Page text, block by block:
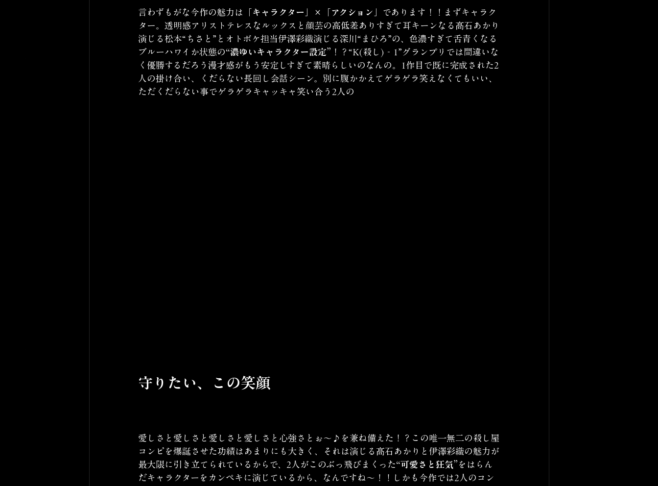
言わずもがな今作の魅力は 「キャラクター」×「アクション」
であります！！まずキャラク
ター。透明感アリストテレスなルックスと顔芸の高低差ありすぎて耳キーンなる髙石あかり
演じる松本“ちさと”とオトボケ担当伊澤彩織演じる深川“まひろ”の、色濃すぎて舌青くなる
ブルーハワイか状態の“濃ゆいキャラクター設定” ！？“K(殺し)‐1”グランプリでは間違いな
く優勝するだろう漫才感がもう安定しすぎて素晴らしいのなんの。1作目で既に完成された2
人の掛け合い、くだらない長回し会話シーン。別に腹かかえてゲラゲラ笑えなくてもいい、
ただくだらない事でゲラゲラキャッキャ笑い合う2人の
守りたい、この笑顔
愛しさと愛しさと愛しさと愛しさと心強さとぉ〜♪を兼ね備えた！？この唯一無二の殺し屋
コンビを爆誕させた功績はあまりにも大きく、それは演じる髙石あかりと伊澤彩織の魅力が
最大限に引き立てられているからで、2人がこのぶっ飛びまくった“可愛さと狂気” をはらん
だキャラクターをカンペキに演じているから、なんですね〜！！しかも今作では2人のコン